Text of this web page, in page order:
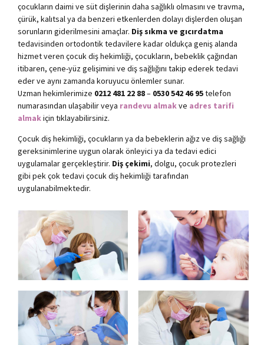
çocukların daimi ve süt dişlerinin daha sağlıklı olmasını ve travma,
çürük, kalıtsal ya da benzeri etkenlerden dolayı dişlerden oluşan
sorunların giderilmesini amaçlar. Diş sıkma ve gıcırdatma
tedavisinden ortodontik tedavilere kadar oldukça geniş alanda
hizmet veren çocuk diş hekimliği, çocukların, bebeklik çağından
itibaren, çene-yüz gelişimini ve diş sağlığını takip ederek tedavi
eder ve aynı zamanda koruyucu önlemler sunar.
Uzman hekimlerimize 0212 481 22 88– 0530 542 46 95telefon
numarasından ulaşabilir veya randevu almakve adres tarifi
almakiçin tıklayabilirsiniz.
Çocuk diş hekimliği, çocukların ya da bebeklerin ağız ve diş sağlığı
gereksinimlerine uygun olarak önleyici ya da tedavi edici
uygulamalar gerçekleştirir. Diş çekimi, dolgu, çocuk protezleri
gibi pek çok tedavi çocuk diş hekimliği tarafından
uygulanabilmektedir.